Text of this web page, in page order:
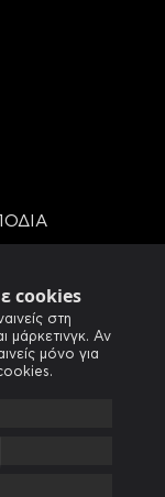
cookies
στη
μάρκετινγκ. Αν
μόνο για